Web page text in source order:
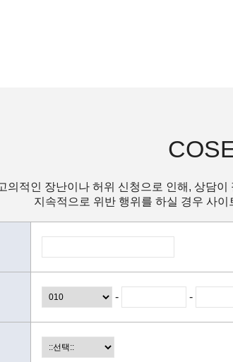
의적인 장난이나 허위 신청으로 인해, 상담
지속적으로 위반 행위를 하실 경우 사
- -